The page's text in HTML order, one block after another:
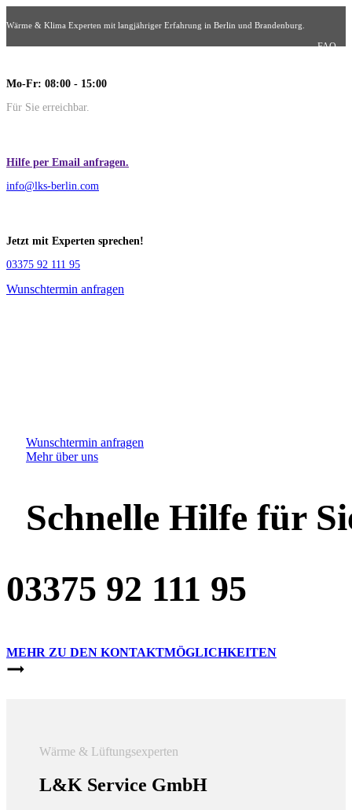
Wärme & Klima Experten mit langjähriger Erfahrung in Berlin und Brandenburg.
FAQ
Mo-Fr: 08:00 - 15:00
Für Sie erreichbar.
Hilfe per Email anfragen.
info@lks-berlin.com
Jetzt mit Experten sprechen!
03375 92 111 95
Wunschtermin anfragen
Wunschtermin anfragen
Mehr über uns
Schnelle Hilfe für
03375 92 111 95
MEHR ZU DEN KONTAKTMÖGLICHKEITEN
Wärme & Lüftungsexperten
L&K Service GmbH